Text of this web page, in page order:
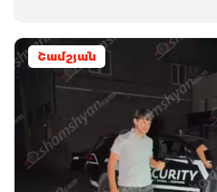
Շամշյան